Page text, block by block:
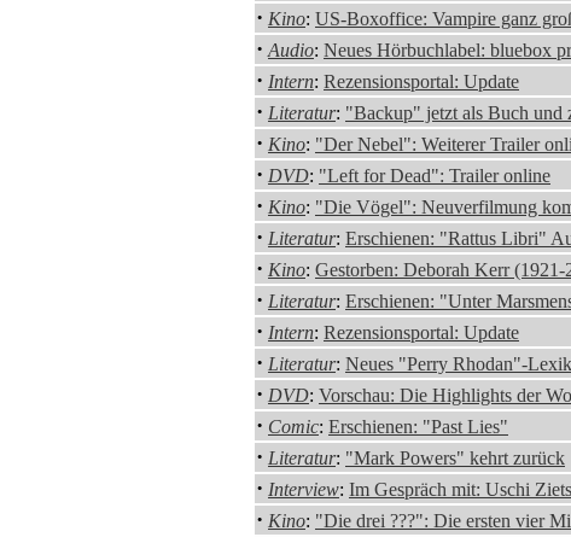
· Kino: US-Boxoffice: Vampire ganz
· Audio: Neues Hörbuchlabel: bluebox
· Intern: Rezensionsportal: Update
· Literatur: "Backup" jetzt als Buch und
· Kino: "Der Nebel": Weiterer Trailer
· DVD: "Left for Dead": Trailer online
· Kino: "Die Vögel": Neuverfilmung
· Literatur: Erschienen: "Rattus Libri"
· Kino: Gestorben: Deborah Kerr (1921-
· Literatur: Erschienen: "Unter
· Intern: Rezensionsportal: Update
· Literatur: Neues "Perry Rhodan"-
· DVD: Vorschau: Die Highlights der
· Comic: Erschienen: "Past Lies"
· Literatur: "Mark Powers" kehrt zurück
· Interview: Im Gespräch mit: Uschi
· Kino: "Die drei ???": Die ersten vier